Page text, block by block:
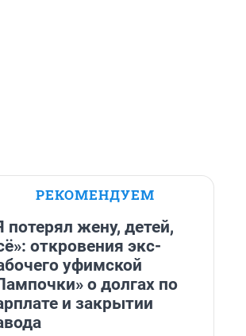
РЕКОМЕНДУЕМ
потерял жену, детей,
откровения экс-
уфимской
о долгах по
и закрытии